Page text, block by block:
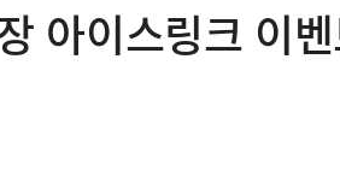
아이스링크 이